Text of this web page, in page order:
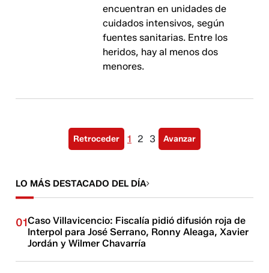
encuentran en unidades de
cuidados intensivos, según
fuentes sanitarias. Entre los
heridos, hay al menos dos
menores.
Retroceder 1 2 3 Avanzar
LO MÁS DESTACADO DEL DÍA
01Caso Villavicencio: Fiscalía pidió difusión roja de
Interpol para José Serrano, Ronny Aleaga, Xavier
Jordán y Wilmer Chavarría